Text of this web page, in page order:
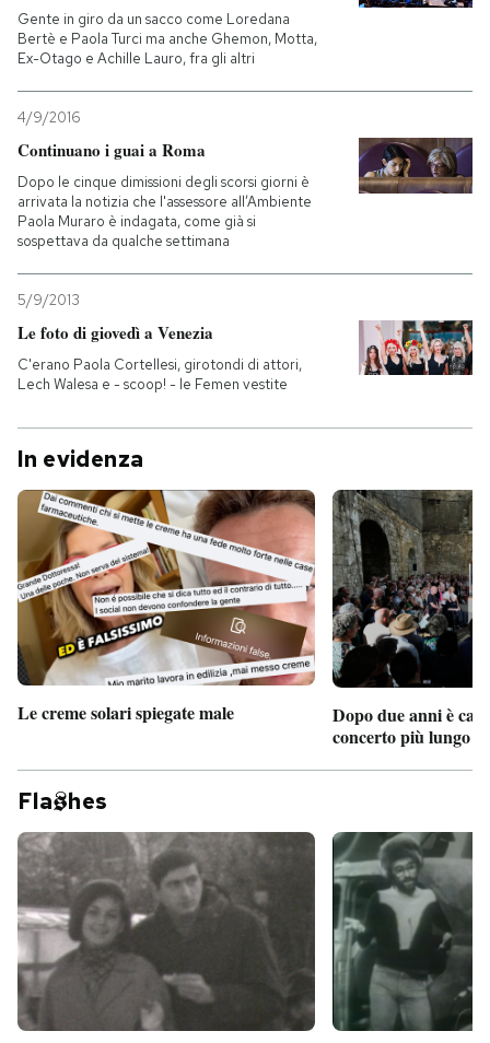
Gente in giro da un sacco come Loredana
Bertè e Paola Turci ma anche Ghemon, Motta,
Ex-Otago e Achille Lauro, fra gli altri
4/9/2016
Continuano i guai a Roma
Dopo le cinque dimissioni degli scorsi giorni è
arrivata la notizia che l'assessore all’Ambiente
Paola Muraro è indagata, come già si
sospettava da qualche settimana
5/9/2013
Le foto di giovedì a Venezia
C'erano Paola Cortellesi, girotondi di attori,
Lech Walesa e - scoop! - le Femen vestite
In evidenza
Le creme solari spiegate male
Dopo due anni è
concerto più lungo
Fla hes